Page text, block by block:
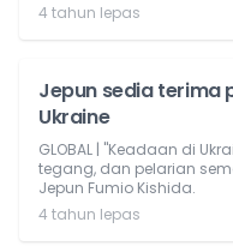
4 tahun lepas
Jepun sedia terima
Ukraine
GLOBAL | "Keadaan di
tegang, dan pelarian
Jepun Fumio Kishida.
4 tahun lepas